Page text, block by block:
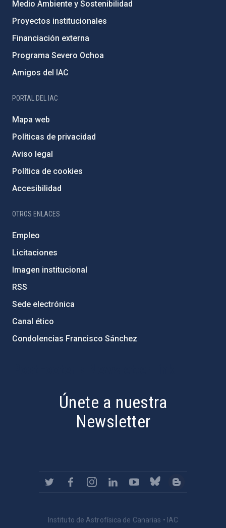
Medio Ambiente y Sostenibilidad
Proyectos institucionales
Financiación externa
Programa Severo Ochoa
Amigos del IAC
PORTAL DEL IAC
Mapa web
Políticas de privacidad
Aviso legal
Política de cookies
Accesibilidad
OTROS ENLACES
Empleo
Licitaciones
Imagen institucional
RSS
Sede electrónica
Canal ético
Condolencias Francisco Sánchez
Únete a nuestra
Newsletter
Instituto de Astrofísica de Canarias • IAC